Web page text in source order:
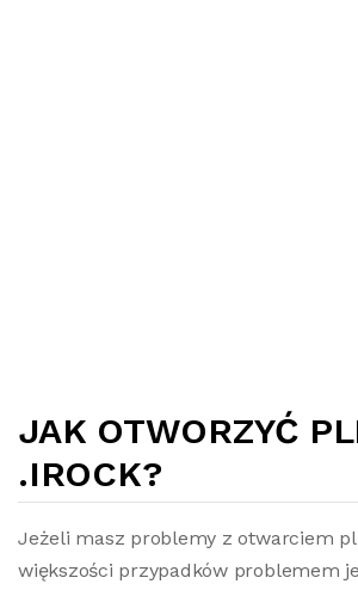
JAK OTWORZYĆ
.IROCK?
Jeżeli masz problemy z otwarciem
większości przypadków problemem